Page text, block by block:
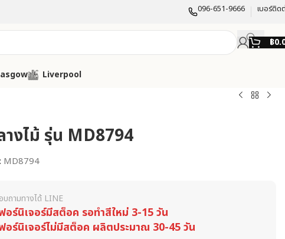
096-651-9666 เบอร์ติด
฿
Liverpool
างไม้ รุ่น MD8794
MD8794
บถามทางได้ LINE
อร์นิเจอร์มีสต็อค รอทำสีใหม่ 3-15 วัน
อร์นิเจอร์ไม่มีสต็อค ผลิตประมาณ 30-45 วัน